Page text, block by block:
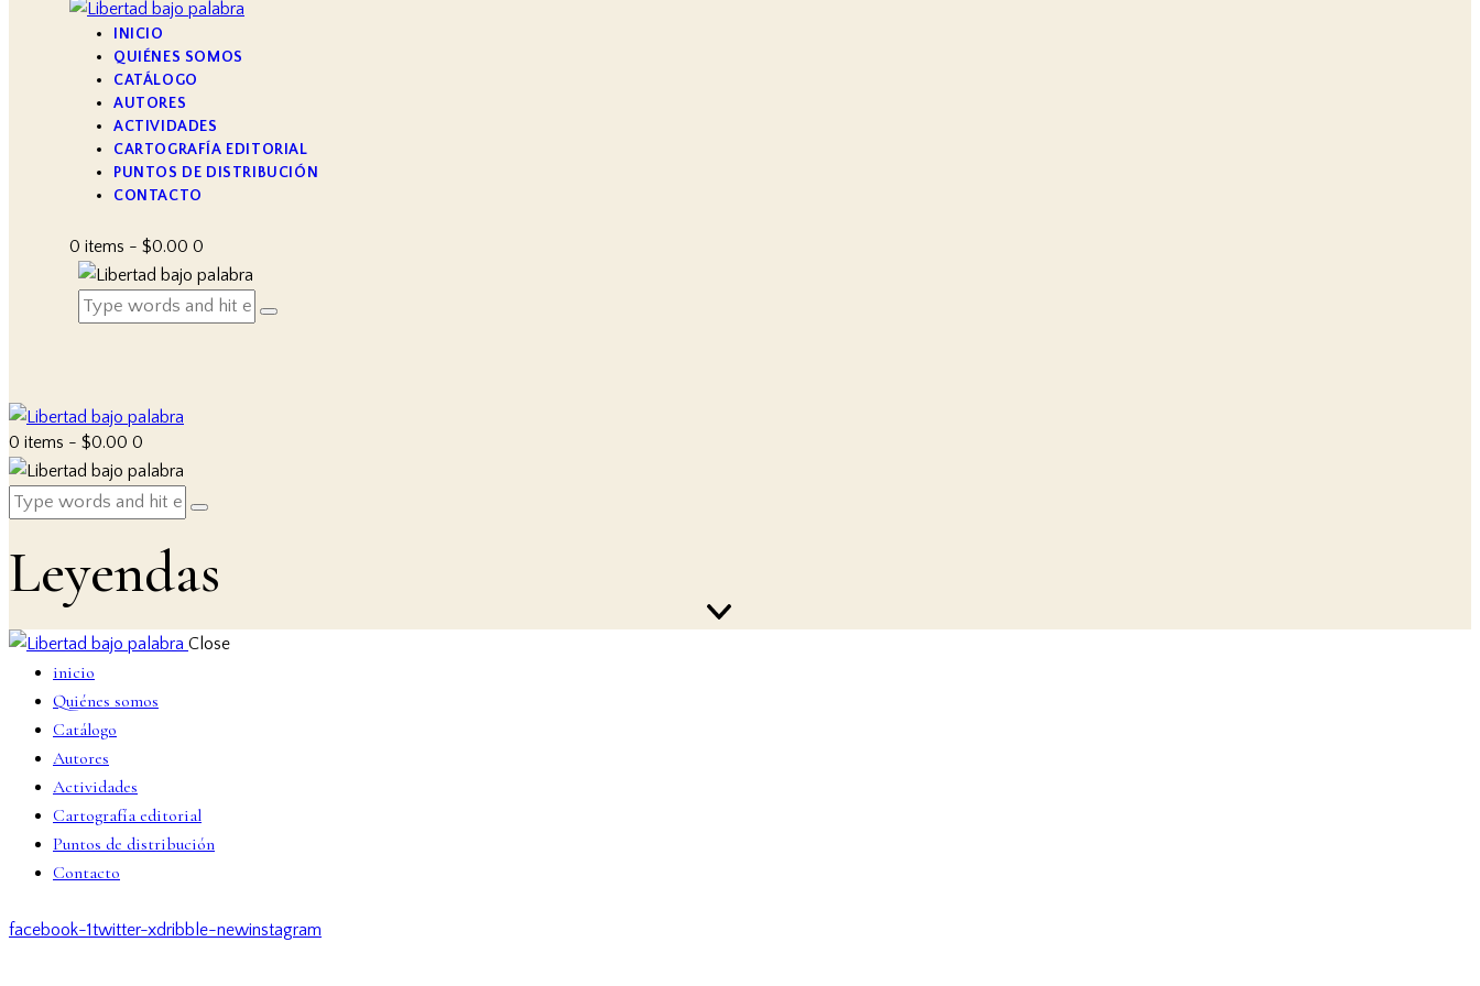
INICIO
QUIÉNES SOMOS
CATÁLOGO
AUTORES
ACTIVIDADES
CARTOGRAFÍA EDITORIAL
PUNTOS DE DISTRIBUCIÓN
CONTACTO
0 items - $0.00 0
0 items - $0.00 0
Leyendas
Close
inicio
Quiénes somos
Catálogo
Autores
Actividades
Cartografía editorial
Puntos de distribución
Contacto
facebook-1twitter-xdribble-newinstagram